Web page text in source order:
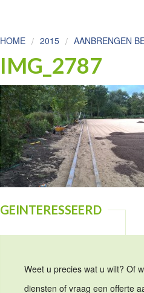
HOME 2015 AANBRENGEN
IMG_2787
GEINTERESSEERD
Weet u precies wat u wilt? Of
diensten of vraag een offerte